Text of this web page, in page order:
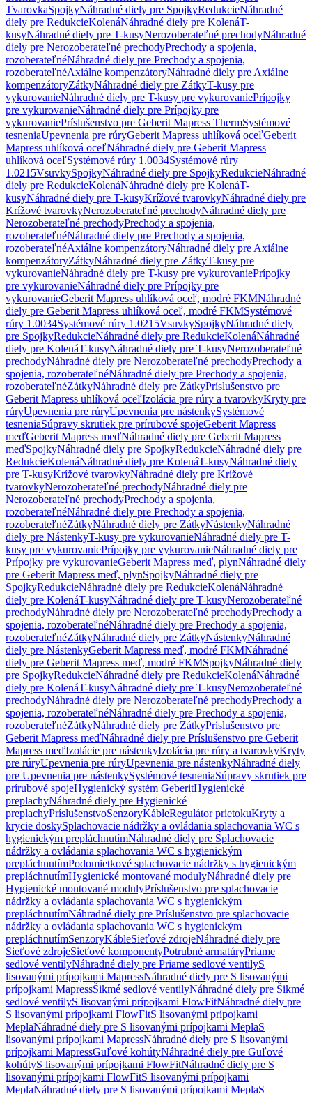
TvarovkaSpojkyNáhradné diely pre SpojkyRedukcieNáhradné
diely pre RedukcieKolenáNáhradné diely pre KolenáT-
kusyNáhradné diely pre T-kusyNerozoberateľné prechodyNáhradné
diely pre Nerozoberateľné prechodyPrechody a spojenia,
rozoberateľnéNáhradné diely pre Prechody a spojenia,
rozoberateľnéAxiálne kompenzátoryNáhradné diely pre Axiálne
kompenzátoryZátkyNáhradné diely pre ZátkyT-kusy pre
vykurovanieNáhradné diely pre T-kusy pre vykurovaniePrípojky
pre vykurovanieNáhradné diely pre Prípojky pre
vykurovaniePríslušenstvo pre Geberit Mapress ThermSystémové
tesneniaUpevnenia pre rúryGeberit Mapress uhlíková oceľGeberit
Mapress uhlíková oceľNáhradné diely pre Geberit Mapress
uhlíková oceľSystémové rúry 1.0034Systémové rúry
1.0215VsuvkySpojkyNáhradné diely pre SpojkyRedukcieNáhradné
diely pre RedukcieKolenáNáhradné diely pre KolenáT-
kusyNáhradné diely pre T-kusyKrížové tvarovkyNáhradné diely pre
Krížové tvarovkyNerozoberateľné prechodyNáhradné diely pre
Nerozoberateľné prechodyPrechody a spojenia,
rozoberateľnéNáhradné diely pre Prechody a spojenia,
rozoberateľnéAxiálne kompenzátoryNáhradné diely pre Axiálne
kompenzátoryZátkyNáhradné diely pre ZátkyT-kusy pre
vykurovanieNáhradné diely pre T-kusy pre vykurovaniePrípojky
pre vykurovanieNáhradné diely pre Prípojky pre
vykurovanieGeberit Mapress uhlíková oceľ, modré FKMNáhradné
diely pre Geberit Mapress uhlíková oceľ, modré FKMSystémové
rúry 1.0034Systémové rúry 1.0215VsuvkySpojkyNáhradné diely
pre SpojkyRedukcieNáhradné diely pre RedukcieKolenáNáhradné
diely pre KolenáT-kusyNáhradné diely pre T-kusyNerozoberateľné
prechodyNáhradné diely pre Nerozoberateľné prechodyPrechody a
spojenia, rozoberateľnéNáhradné diely pre Prechody a spojenia,
rozoberateľnéZátkyNáhradné diely pre ZátkyPríslušenstvo pre
Geberit Mapress uhlíková oceľIzolácia pre rúry a tvarovkyKryty pre
rúryUpevnenia pre rúryUpevnenia pre nástenkySystémové
tesneniaSúpravy skrutiek pre prírubové spojeGeberit Mapress
meďGeberit Mapress meďNáhradné diely pre Geberit Mapress
meďSpojkyNáhradné diely pre SpojkyRedukcieNáhradné diely pre
RedukcieKolenáNáhradné diely pre KolenáT-kusyNáhradné diely
pre T-kusyKrížové tvarovkyNáhradné diely pre Krížové
tvarovkyNerozoberateľné prechodyNáhradné diely pre
Nerozoberateľné prechodyPrechody a spojenia,
rozoberateľnéNáhradné diely pre Prechody a spojenia,
rozoberateľnéZátkyNáhradné diely pre ZátkyNástenkyNáhradné
diely pre NástenkyT-kusy pre vykurovanieNáhradné diely pre T-
kusy pre vykurovaniePrípojky pre vykurovanieNáhradné diely pre
Prípojky pre vykurovanieGeberit Mapress meď, plynNáhradné diely
pre Geberit Mapress meď, plynSpojkyNáhradné diely pre
SpojkyRedukcieNáhradné diely pre RedukcieKolenáNáhradné
diely pre KolenáT-kusyNáhradné diely pre T-kusyNerozoberateľné
prechodyNáhradné diely pre Nerozoberateľné prechodyPrechody a
spojenia, rozoberateľnéNáhradné diely pre Prechody a spojenia,
rozoberateľnéZátkyNáhradné diely pre ZátkyNástenkyNáhradné
diely pre NástenkyGeberit Mapress meď, modré FKMNáhradné
diely pre Geberit Mapress meď, modré FKMSpojkyNáhradné diely
pre SpojkyRedukcieNáhradné diely pre RedukcieKolenáNáhradné
diely pre KolenáT-kusyNáhradné diely pre T-kusyNerozoberateľné
prechodyNáhradné diely pre Nerozoberateľné prechodyPrechody a
spojenia, rozoberateľnéNáhradné diely pre Prechody a spojenia,
rozoberateľnéZátkyNáhradné diely pre ZátkyPríslušenstvo pre
Geberit Mapress meďNáhradné diely pre Príslušenstvo pre Geberit
Mapress meďIzolácie pre nástenkyIzolácia pre rúry a tvarovkyKryty
pre rúryUpevnenia pre rúryUpevnenia pre nástenkyNáhradné diely
pre Upevnenia pre nástenkySystémové tesneniaSúpravy skrutiek pre
prírubové spojeHygienický systém GeberitHygienické
preplachyNáhradné diely pre Hygienické
preplachyPríslušenstvoSenzoryKábleRegulátor prietokuKryty a
krycie doskySplachovacie nádržky a ovládania splachovania WC s
hygienickým prepláchnutímNáhradné diely pre Splachovacie
nádržky a ovládania splachovania WC s hygienickým
prepláchnutímPodomietkové splachovacie nádržky s hygienickým
prepláchnutímHygienické montované modulyNáhradné diely pre
Hygienické montované modulyPríslušenstvo pre splachovacie
nádržky a ovládania splachovania WC s hygienickým
prepláchnutímNáhradné diely pre Príslušenstvo pre splachovacie
nádržky a ovládania splachovania WC s hygienickým
prepláchnutímSenzoryKábleSieťové zdrojeNáhradné diely pre
Sieťové zdrojeSieťové komponentyPotrubné armatúryPriame
sedlové ventilyNáhradné diely pre Priame sedlové ventilyS
lisovanými prípojkami MapressNáhradné diely pre S lisovanými
prípojkami MapressŠikmé sedlové ventilyNáhradné diely pre Šikmé
sedlové ventilyS lisovanými prípojkami FlowFitNáhradné diely pre
S lisovanými prípojkami FlowFitS lisovanými prípojkami
MeplaNáhradné diely pre S lisovanými prípojkami MeplaS
lisovanými prípojkami MapressNáhradné diely pre S lisovanými
prípojkami MapressGuľové kohútyNáhradné diely pre Guľové
kohútyS lisovanými prípojkami FlowFitNáhradné diely pre S
lisovanými prípojkami FlowFitS lisovanými prípojkami
MeplaNáhradné diely pre S lisovanými prípojkami MeplaS